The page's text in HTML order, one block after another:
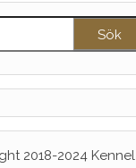
2018-2024 Kennel